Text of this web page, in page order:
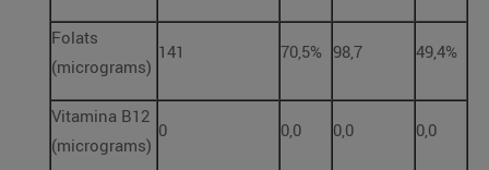
Folats
(micrograms)
141 70,5% 98,7 49,4%
Vitamina B12
(micrograms)
0 0,0 0,0 0,0